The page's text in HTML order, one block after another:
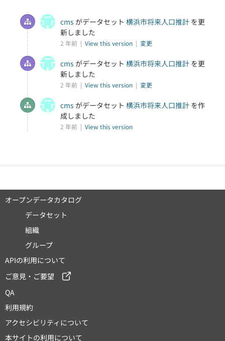
cms がデータセット 横浜市将来人口推計 を更
新しました
2 年前 | View this version | 変更
cms がデータセット 横浜市将来人口推計 を更
新しました
2 年前 | View this version | 変更
cms がデータセット 横浜市将来人口推計 を作
成しました
2 年前 | View this version
オープンデータカタログ
データセット
組織
グループ
APIの利用について
ご意見・ご要望
QA
利用規約
アクセシビリティについて
本サイトの利用について